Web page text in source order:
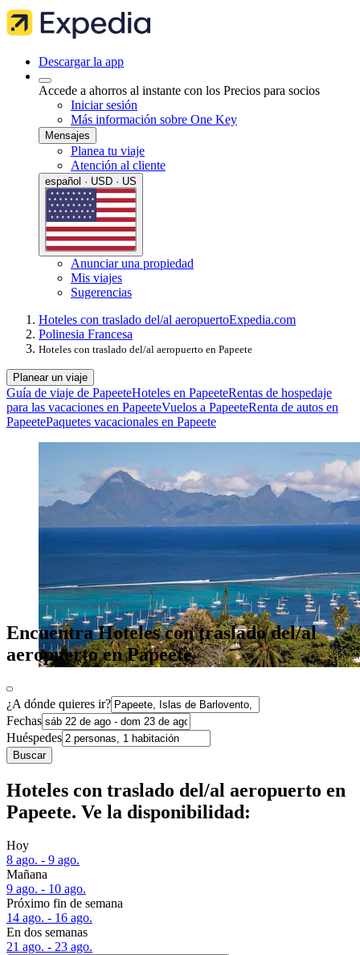
Descargar la app
Accede a ahorros al instante con los Precios para socios
Iniciar sesión
Más información sobre One Key
Mensajes
Planea tu viaje
Atención al cliente
español · USD · US
Anunciar una propiedad
Mis viajes
Sugerencias
Hoteles con traslado del/al aeropuertoExpedia.com
Polinesia Francesa
Hoteles con traslado del/al aeropuerto en Papeete
Planear un viaje
Guía de viaje de PapeeteHoteles en PapeeteRentas de hospedaje
para las vacaciones en PapeeteVuelos a PapeeteRenta de autos en
PapeetePaquetes vacacionales en Papeete
Encuentra Hoteles con traslado del/al
aeropuerto en Papeete
¿A dónde quieres ir?
Fechas
Huéspedes
Buscar
Hoteles con traslado del/al aeropuerto en
Papeete. Ve la disponibilidad:
Hoy
8 ago. - 9 ago.
Mañana
9 ago. - 10 ago.
Próximo fin de semana
14 ago. - 16 ago.
En dos semanas
21 ago. - 23 ago.